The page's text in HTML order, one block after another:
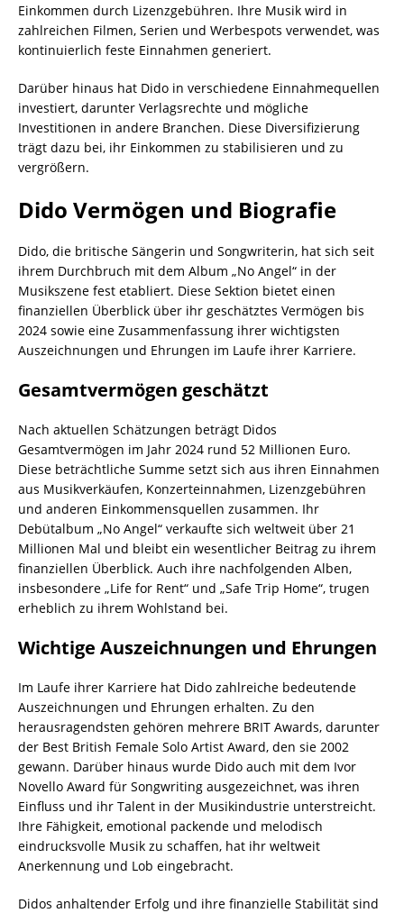
Einkommen durch Lizenzgebühren. Ihre Musik wird in
zahlreichen Filmen, Serien und Werbespots verwendet, was
kontinuierlich feste Einnahmen generiert.
Darüber hinaus hat Dido in verschiedene Einnahmequellen
investiert, darunter Verlagsrechte und mögliche
Investitionen in andere Branchen. Diese Diversifizierung
trägt dazu bei, ihr Einkommen zu stabilisieren und zu
vergrößern.
Dido Vermögen und Biografie
Dido, die britische Sängerin und Songwriterin, hat sich seit
ihrem Durchbruch mit dem Album „No Angel“ in der
Musikszene fest etabliert. Diese Sektion bietet einen
finanziellen Überblick über ihr geschätztes Vermögen bis
2024 sowie eine Zusammenfassung ihrer wichtigsten
Auszeichnungen und Ehrungen im Laufe ihrer Karriere.
Gesamtvermögen geschätzt
Nach aktuellen Schätzungen beträgt Didos
Gesamtvermögen im Jahr 2024 rund 52 Millionen Euro.
Diese beträchtliche Summe setzt sich aus ihren Einnahmen
aus Musikverkäufen, Konzerteinnahmen, Lizenzgebühren
und anderen Einkommensquellen zusammen. Ihr
Debütalbum „No Angel“ verkaufte sich weltweit über 21
Millionen Mal und bleibt ein wesentlicher Beitrag zu ihrem
finanziellen Überblick. Auch ihre nachfolgenden Alben,
insbesondere „Life for Rent“ und „Safe Trip Home“, trugen
erheblich zu ihrem Wohlstand bei.
Wichtige Auszeichnungen und Ehrungen
Im Laufe ihrer Karriere hat Dido zahlreiche bedeutende
Auszeichnungen und Ehrungen erhalten. Zu den
herausragendsten gehören mehrere BRIT Awards, darunter
der Best British Female Solo Artist Award, den sie 2002
gewann. Darüber hinaus wurde Dido auch mit dem Ivor
Novello Award für Songwriting ausgezeichnet, was ihren
Einfluss und ihr Talent in der Musikindustrie unterstreicht.
Ihre Fähigkeit, emotional packende und melodisch
eindrucksvolle Musik zu schaffen, hat ihr weltweit
Anerkennung und Lob eingebracht.
Didos anhaltender Erfolg und ihre finanzielle Stabilität sind